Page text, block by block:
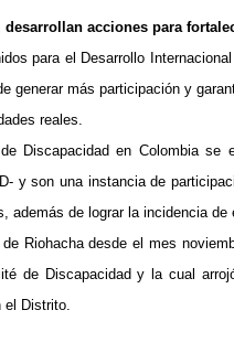
acciones para
para el Desarrollo
generar más participación y
reales.
Discapacidad en Colombia
y son una instancia de
de lograr la incidencia
Riohacha desde el mes
de Discapacidad y la cual
el Distrito.